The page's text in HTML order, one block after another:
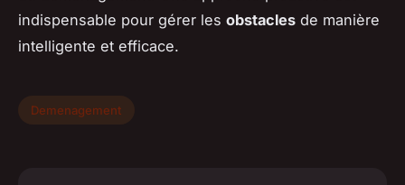
indispensable pour gérer les obstacles de manière
intelligente et efficace.
Demenagement